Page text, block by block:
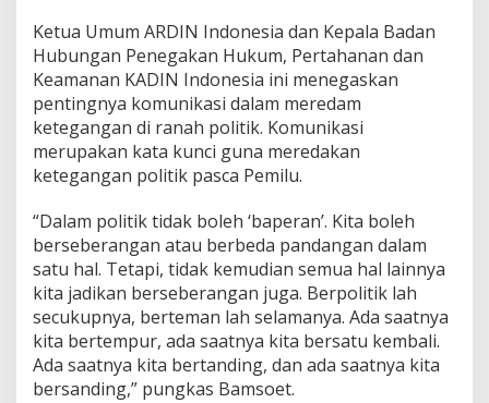
Ketua Umum ARDIN Indonesia dan Kepala Badan
Hubungan Penegakan Hukum, Pertahanan dan
Keamanan KADIN Indonesia ini menegaskan
pentingnya komunikasi dalam meredam
ketegangan di ranah politik. Komunikasi
merupakan kata kunci guna meredakan
ketegangan politik pasca Pemilu.
“Dalam politik tidak boleh ‘baperan’. Kita boleh
berseberangan atau berbeda pandangan dalam
satu hal. Tetapi, tidak kemudian semua hal lainnya
kita jadikan berseberangan juga. Berpolitik lah
secukupnya, berteman lah selamanya. Ada saatnya
kita bertempur, ada saatnya kita bersatu kembali.
Ada saatnya kita bertanding, dan ada saatnya kita
bersanding,” pungkas Bamsoet.